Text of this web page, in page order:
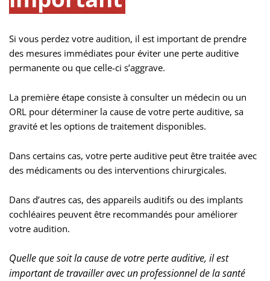
Si vous perdez votre audition, il est important de prendre
des mesures immédiates pour éviter une perte auditive
permanente ou que celle-ci s’aggrave.
La première étape consiste à consulter un médecin ou un
ORL pour déterminer la cause de votre perte auditive, sa
gravité et les options de traitement disponibles.
Dans certains cas, votre perte auditive peut être traitée avec
des médicaments ou des interventions chirurgicales.
Dans d’autres cas, des appareils auditifs ou des implants
cochléaires peuvent être recommandés pour améliorer
votre audition.
Quelle que soit la cause de votre perte auditive, il est
important de travailler avec un professionnel de la santé